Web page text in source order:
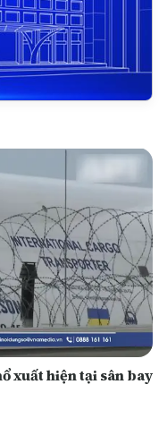
xuất hiện tại sân bay